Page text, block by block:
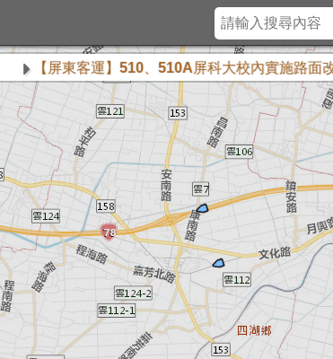
【屏東客運】510、510A屏科大校內實施路面改善工